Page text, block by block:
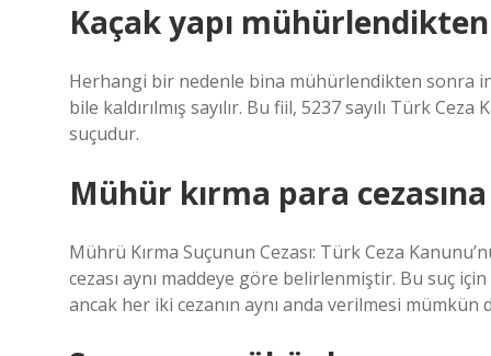
Kaçak yapı
Herhangi bir nedenle bina mühürlendikten sonra
bile kaldırılmış sayılır. Bu fiil, 5237 sayılı Türk
suçudur.
Mühür kırma para
Mührü Kırma Suçunun Cezası: Türk Ceza
cezası aynı maddeye göre belirlenmiştir. Bu suç
ancak her iki cezanın aynı anda verilmesi mümkün